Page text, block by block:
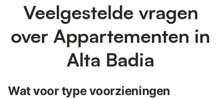
Veelgestelde vragen
over Appartementen in
Alta Badia
Wat voor type voorzieningen